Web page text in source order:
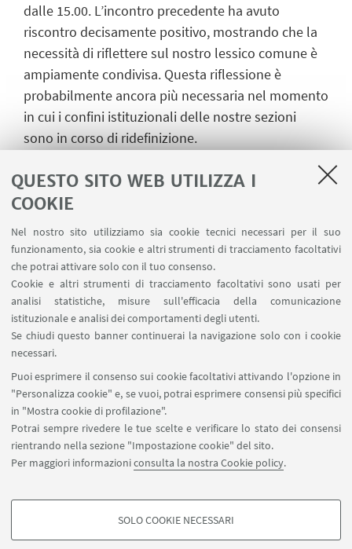
QUESTO SITO WEB UTILIZZA I
COOKIE
Nel nostro sito utilizziamo sia cookie tecnici necessari per il suo
funzionamento, sia cookie e altri strumenti di tracciamento facoltativi
che potrai attivare solo con il tuo consenso.
Cookie e altri strumenti di tracciamento facoltativi sono usati per
analisi statistiche, misure sull'efficacia della comunicazione
istituzionale e analisi dei comportamenti degli utenti.
Se chiudi questo banner continuerai la navigazione solo con i cookie
necessari.
Puoi esprimere il consenso sui cookie facoltativi attivando l'opzione in
"Personalizza cookie" e, se vuoi, potrai esprimere consensi più specifici
in "Mostra cookie di profilazione".
Potrai sempre rivedere le tue scelte e verificare lo stato dei consensi
rientrando nella sezione "Impostazione cookie" del sito.
Per maggiori informazioniconsulta la nostra Cookie policy.
COOKIE DI PROFILAZIONE - FACOLTATIVI
SOLO COOKIE NECESSARI
dalle 15.00. L’incontro precedente ha avuto
riscontro decisamente positivo, mostrando che la
necessità di riflettere sul nostro lessico comune è
ampiamente condivisa. Questa riflessione è
probabilmente ancora più necessaria nel momento
in cui i confini istituzionali delle nostre sezioni
sono in corso di ridefinizione.
sarà su “Temporalità e spazio digitale”. Sarà
animata da
coordinata daMaurizio Ricciardi (Storico-sociale).
Dopo i loro interventi tutti i presenti potranno
contribuire al dibattito.
IN EVIDENZA
Locandina[ .pdf 87Kb ]
Seguici su: